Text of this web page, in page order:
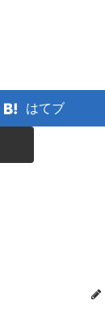
はてブ